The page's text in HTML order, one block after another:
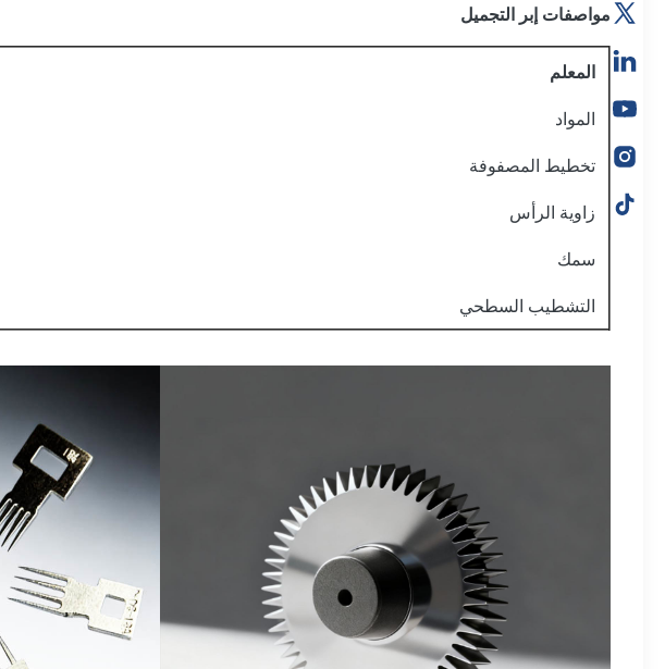
مواصفات إبر التجميل
المعلم
المواد
تخطيط المصفوفة
زاوية الرأس
سمك
التشطيب السطحي